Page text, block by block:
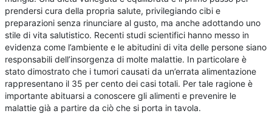
prendersi cura della propria salute, privilegiando cibi e
preparazioni senza rinunciare al gusto, ma anche adottando uno
stile di vita salutistico. Recenti studi scientifici hanno messo in
evidenza come l’ambiente e le abitudini di vita delle persone siano
responsabili dell’insorgenza di molte malattie. In particolare è
stato dimostrato che i tumori causati da un’errata alimentazione
rappresentano il 35 per cento dei casi totali. Per tale ragione è
importante abituarsi a conoscere gli alimenti e prevenire le
malattie già a partire da ciò che si porta in tavola.